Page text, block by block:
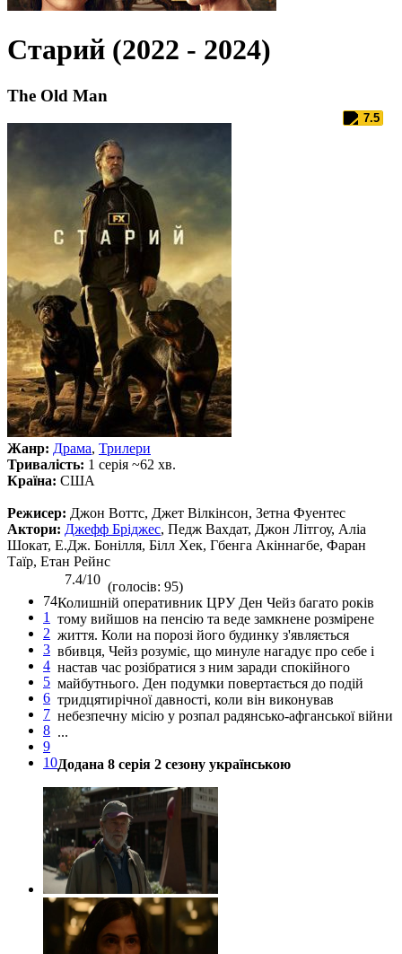
Старий (2022 - 2024)
The Old Man
7.5
Жанр: Драма, Трилери
Тривалість: 1 серія ~62 хв.
Країна: США
Режисер: Джон Воттс, Джет Вілкінсон, Зетна Фуентес
Актори: Джефф Бріджес, Педж Вахдат, Джон Літгоу, Аліа
Шокат, Е.Дж. Бонілля, Білл Хек, Гбенга Акіннагбе, Фаран
Таїр, Етан Рейнс
74
1
2
3
4
5
6
7
8
9
10
7.4/10 (голосів: 95)
Колишній оперативник ЦРУ Ден Чейз багато років
тому вийшов на пенсію та веде замкнене розмірене
життя. Коли на порозі його будинку з'являється
вбивця, Чейз розуміє, що минуле нагадує про себе і
настав час розібратися з ним заради спокійного
майбутнього. Ден подумки повертається до подій
тридцятирічної давності, коли він виконував
небезпечну місію у розпал радянсько-афганської війни
...
Додана 8 серія 2 сезону українською